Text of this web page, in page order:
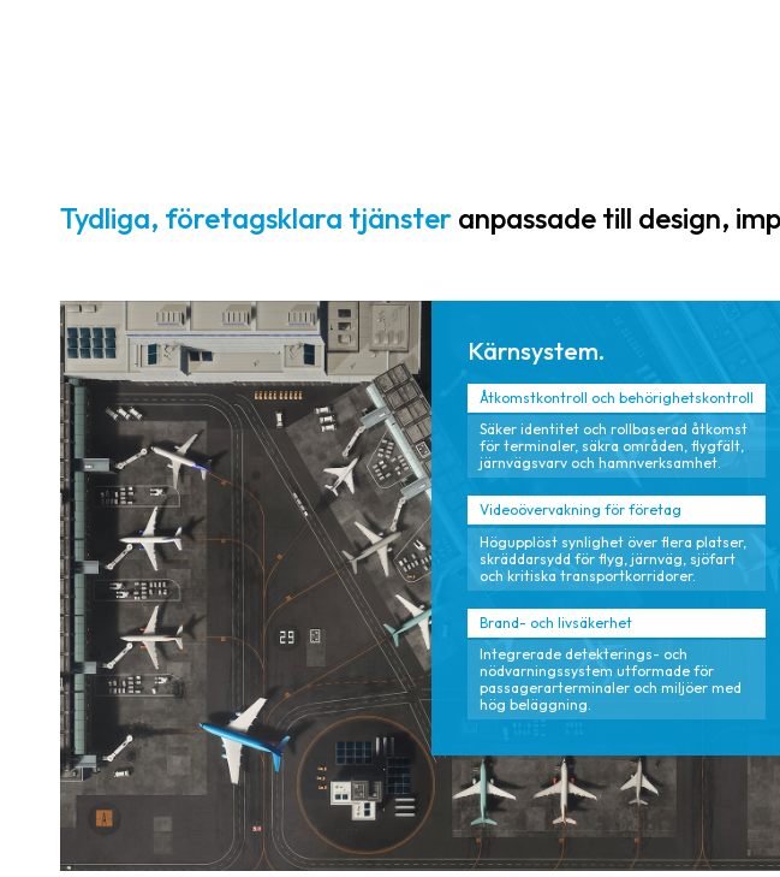
Tydliga, företagsklara tjänster anpassade till design,
Kärnsystem.
Åtkomstkontroll och behörighetskontroll
Säker identitet och rollbaserad åtkomst
för terminaler, säkra områden, flygfält,
järnvägsvarv och hamnverksamhet.
Videoövervakning för företag
Högupplöst synlighet över flera platser,
skräddarsydd för flyg, järnväg, sjöfart
och kritiska transportkorridorer.
Brand- och livsäkerhet
Integrerade detekterings- och
nödvarningssystem utformade för
passagerarterminaler och miljöer med
hög beläggning.